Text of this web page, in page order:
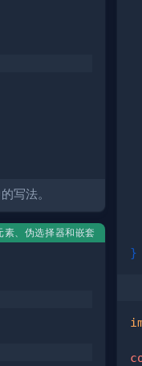
写法。
}
素、伪选择器和嵌套